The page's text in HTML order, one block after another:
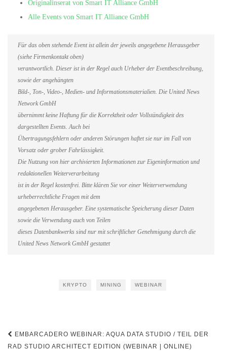
Originalinserat von Smart IT Alliance GmbH
Alle Events von Smart IT Alliance GmbH
Für das oben stehende Event ist allein der jeweils angegebene Herausgeber
(siehe Firmenkontakt oben)
verantwortlich. Dieser ist in der Regel auch Urheber der Eventbeschreibung,
sowie der angehängten
Bild-, Ton-, Video-, Medien- und Informationsmaterialien. Die United News
Network GmbH
übernimmt keine Haftung für die Korrektheit oder Vollständigkeit des
dargestellten Events. Auch bei
Übertragungsfehlern oder anderen Störungen haftet sie nur im Fall von
Vorsatz oder grober Fahrlässigkeit.
Die Nutzung von hier archivierten Informationen zur Eigeninformation und
redaktionellen Weiterverarbeitung
ist in der Regel kostenfrei. Bitte klären Sie vor einer Weiterverwendung
urheberrechtliche Fragen mit dem
angegebenen Herausgeber. Eine systematische Speicherung dieser Daten
sowie die Verwendung auch von Teilen
dieses Datenbankwerks sind nur mit schriftlicher Genehmigung durch die
United News Network GmbH gestattet
KRYPTO MINING WEBINAR
Beitragsnavigation
EMBARCADERO WEBINAR: AQUA DATA STUDIO / TEIL DER
RAD STUDIO ARCHITECT EDITION (WEBINAR | ONLINE)